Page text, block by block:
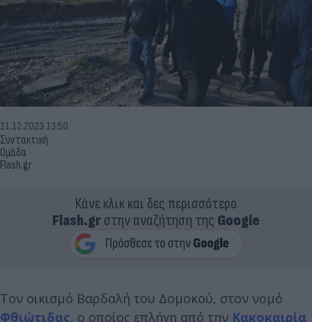
Συντακτική
Ομάδα
Flash.gr
11.12.2023 13:50
Κάνε κλικ και δες περισσότερο
Flash.grστην αναζήτηση της Google
Τον οικισμό Βαρδαλή του Δομοκού, στον νομό
Φθιώτιδας, o oποίος επλήγη από την Κακοκαιρία